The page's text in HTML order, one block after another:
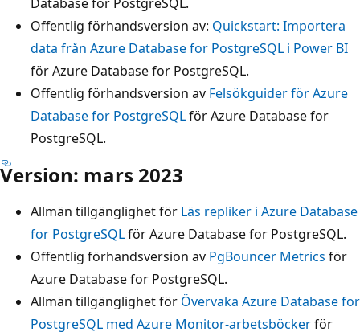
Offentlig förhandsversion av: Quickstart: Importera
data från Azure Database for PostgreSQL i Power BI
för Azure Database for PostgreSQL.
Offentlig förhandsversion av Felsökguider för Azure
Database for PostgreSQLför Azure Database for
PostgreSQL.
Version: mars 2023
Allmän tillgänglighet för Läs repliker i Azure Database
for PostgreSQLför Azure Database for PostgreSQL.
Offentlig förhandsversion av PgBouncer Metrics för
Azure Database for PostgreSQL.
Allmän tillgänglighet för Övervaka Azure Database for
PostgreSQL med Azure Monitor-arbetsböckerför